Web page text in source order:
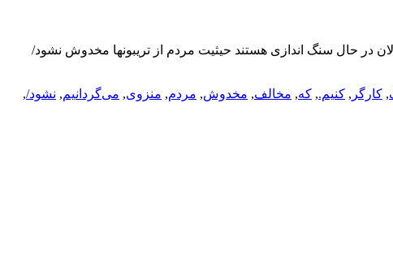
در حال سنگ اندازی هستند حیثیت مردم از تریبونها مخدوش نشود/
, کارگر , کنیم., که, مخالف, مخدوش, مردم, منزوی, می‌گردانیم, نشود/,